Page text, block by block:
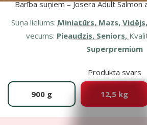
Barība suņiem – Josera Adult
Suņa lielums: Miniatūrs, Mazs,
vecums: Pieaudzis, Seniors,
Superpremium
Produkta svars
900 g 12,5 kg